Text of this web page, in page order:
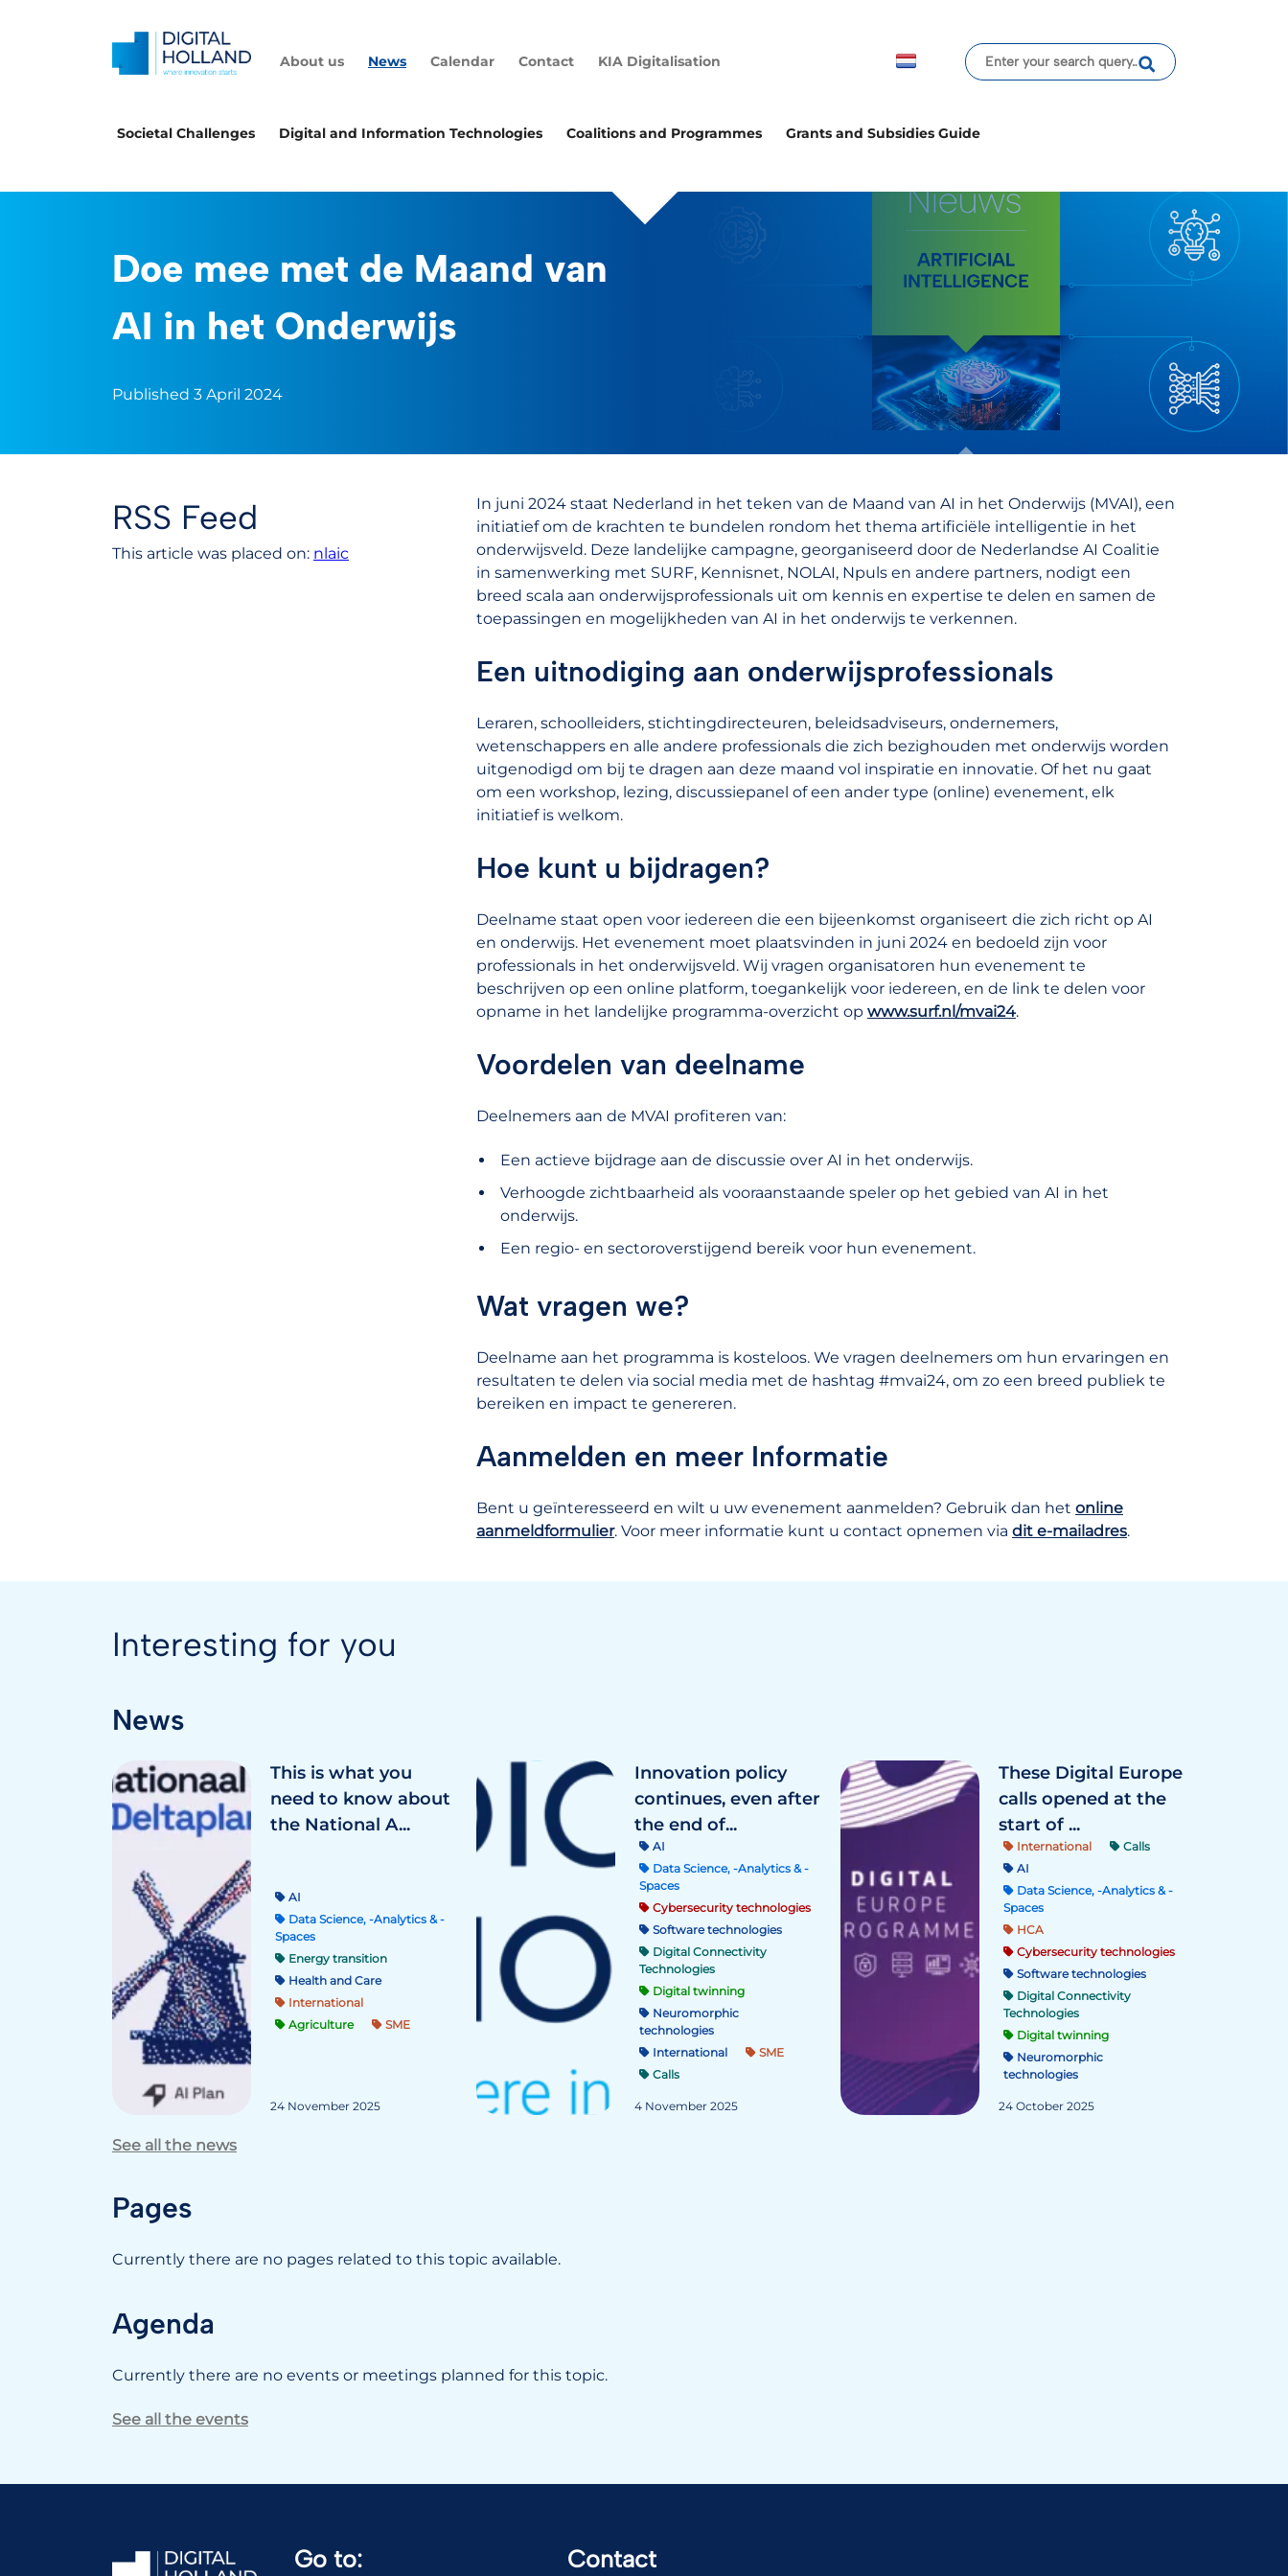
About us News Calendar Contact KIA Digitalisation
Societal Challenges Digital and Information Technologies Coalitions and Programmes Grants and Subsidies Guide
Doe mee met de Maand van
AI in het Onderwijs
Published 3 April 2024
RSS Feed
This article was placed on: nlaic
In juni 2024 staat Nederland in het teken van de Maand van AI in het Onderwijs (MVAI), een
initiatief om de krachten te bundelen rondom het thema artificiële intelligentie in het
onderwijsveld. Deze landelijke campagne, georganiseerd door de Nederlandse AI Coalitie
in samenwerking met SURF, Kennisnet, NOLAI, Npuls en andere partners, nodigt een
breed scala aan onderwijsprofessionals uit om kennis en expertise te delen en samen de
toepassingen en mogelijkheden van AI in het onderwijs te verkennen.
Een uitnodiging aan onderwijsprofessionals
Leraren, schoolleiders, stichtingdirecteuren, beleidsadviseurs, ondernemers,
wetenschappers en alle andere professionals die zich bezighouden met onderwijs worden
uitgenodigd om bij te dragen aan deze maand vol inspiratie en innovatie. Of het nu gaat
om een workshop, lezing, discussiepanel of een ander type (online) evenement, elk
initiatief is welkom.
Hoe kunt u bijdragen?
Deelname staat open voor iedereen die een bijeenkomst organiseert die zich richt op AI
en onderwijs. Het evenement moet plaatsvinden in juni 2024 en bedoeld zijn voor
professionals in het onderwijsveld. Wij vragen organisatoren hun evenement te
beschrijven op een online platform, toegankelijk voor iedereen, en de link te delen voor
opname in het landelijke programma-overzicht op www.surf.nl/mvai24.
Voordelen van deelname
Deelnemers aan de MVAI profiteren van:
Een actieve bijdrage aan de discussie over AI in het onderwijs.
Verhoogde zichtbaarheid als vooraanstaande speler op het gebied van AI in het
onderwijs.
Een regio- en sectoroverstijgend bereik voor hun evenement.
Wat vragen we?
Deelname aan het programma is kosteloos. We vragen deelnemers om hun ervaringen en
resultaten te delen via social media met de hashtag #mvai24, om zo een breed publiek te
bereiken en impact te genereren.
Aanmelden en meer Informatie
Bent u geïnteresseerd en wilt u uw evenement aanmelden? Gebruik dan het online
aanmeldformulier. Voor meer informatie kunt u contact opnemen via dit e-mailadres.
Interesting for you
News
This is what you
need to know about
the National A...
AI
Data Science, -Analytics & -
Spaces
Energy transition
Health and Care
International
Agriculture
SME
24 November 2025
Innovation policy
continues, even after
the end of...
AI
Data Science, -Analytics & -
Spaces
Cybersecurity technologies
Software technologies
Digital Connectivity
Technologies
Digital twinning
Neuromorphic
technologies
International
SME
Calls
4 November 2025
These Digital Europe
calls opened at the
start of ...
International
Calls
AI
Data Science, -Analytics & -
Spaces
HCA
Cybersecurity technologies
Software technologies
Digital Connectivity
Technologies
Digital twinning
Neuromorphic
technologies
24 October 2025
See all the news
Pages
Currently there are no pages related to this topic available.
Agenda
Currently there are no events or meetings planned for this topic.
See all the events
Go to: Contact